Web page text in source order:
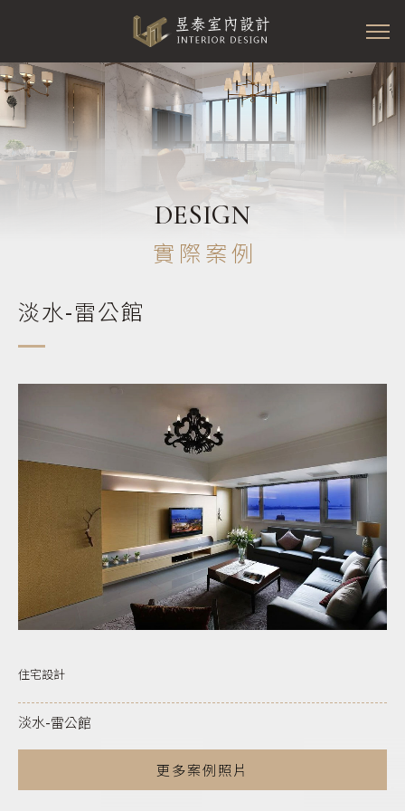
DESIGN
實際案例
淡水-雷公館
住宅設計
淡水-雷公館
更多案例照片